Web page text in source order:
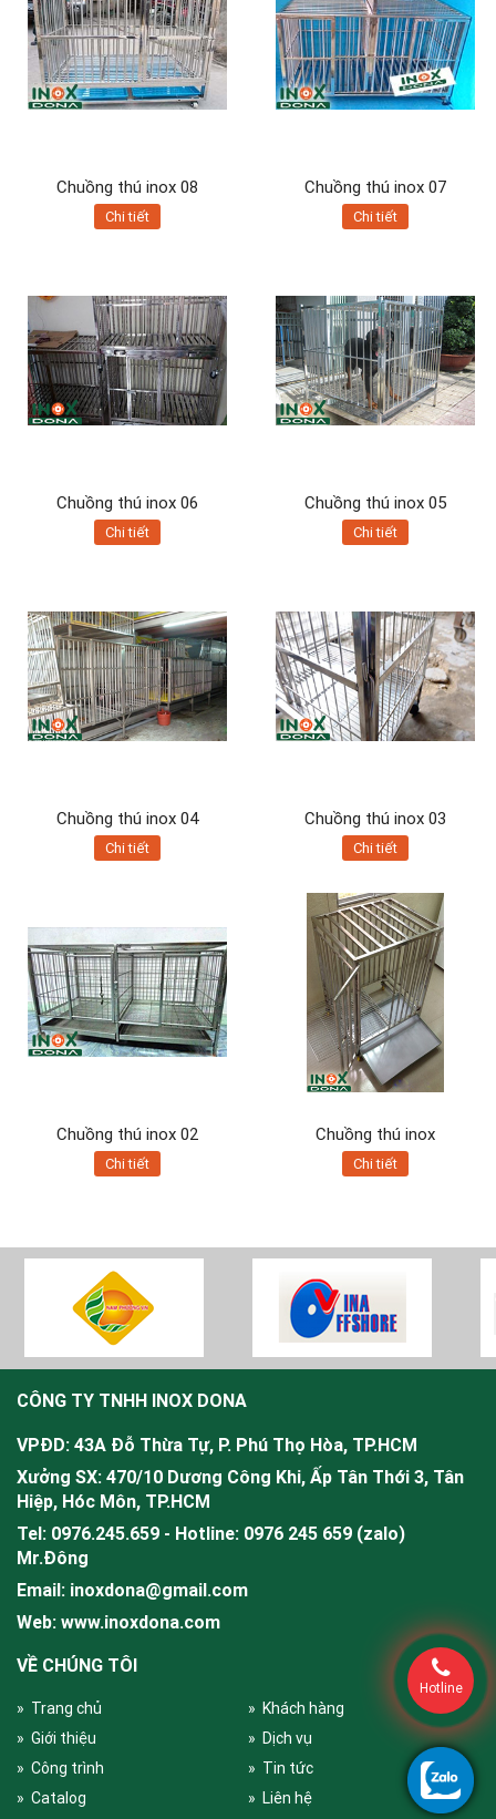
Chuồng thú inox 08
Chi tiết
Chuồng thú inox 07
Chi tiết
Chuồng thú inox 06
Chi tiết
Chuồng thú inox 05
Chi tiết
Chuồng thú inox 04
Chi tiết
Chuồng thú inox 03
Chi tiết
Chuồng thú inox 02
Chi tiết
Chuồng thú inox
Chi tiết
CÔNG TY TNHH INOX DONA
VPĐD: 43A Đỗ Thừa Tự, P. Phú Thọ Hòa, TP.HCM
Xưởng SX: 470/10 Dương Công Khi, Ấp Tân Thới 3, Tân
Hiệp, Hóc Môn, TP.HCM
Tel: 0976.245.659 - Hotline: 0976 245 659 (zalo)
Mr.Đông
Email: inoxdona@gmail.com
Web: www.inoxdona.com
VỀ CHÚNG TÔI
» Trang chủ
» Khách hàng
» Giới thiệu
» Dịch vụ
» Công trình
» Tin tức
» Catalog
» Liên hệ
Hotline